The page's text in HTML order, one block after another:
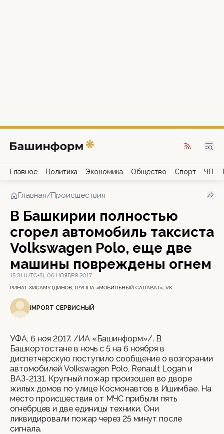
Главное Политика Экономика Общество Спорт ЧП
Главная/Происшествия
В Башкирии полностью
сгорел автомобиль таксиста
Volkswagen Polo, еще две
машины повреждены огнем
15:31 (UTC+5), 06 НОЯБРЯ 2017
РИНАТ ХИСАМУТДИНОВ, ГРУППА «МОБИЛЬНЫЙ САЛАВАТ», VK
IMPORT СЕРВИСНЫЙ
УФА, 6 ноя 2017. /ИА «Башинформ»/. В
Башкортостане в ночь с 5 на 6 ноября в
диспетчерскую поступило сообщение о возгорании
автомобилей Volkswagen Polo, Renault Logan и
ВАЗ-2131. Крупный пожар произошел во дворе
жилых домов по улице Космонавтов в Ишимбае. На
место происшествия от МЧС прибыли пять
огнебрцев и две единицы техники. Они
ликвидировали пожар через 25 минут после
сигнала.